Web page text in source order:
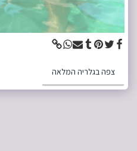
צפה בגלריה המלאה